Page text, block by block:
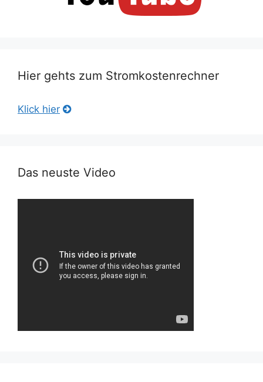
Hier gehts zum Stromkostenrechner
Klick hier
Das neuste Video